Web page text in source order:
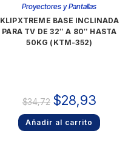
Proyectores y Pantallas
KLIPXTREME BASE INCLINADA
PARA TV DE 32″ A 80″ HASTA
50KG (KTM-352)
$34,72 $28,93
Añadir al carrito